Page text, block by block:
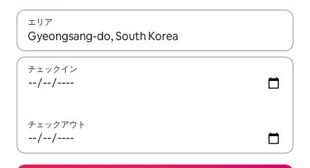
エリア
検索結果が表示されたら、上下の矢印キーを使って移動するか
チェックイン
チェックアウト